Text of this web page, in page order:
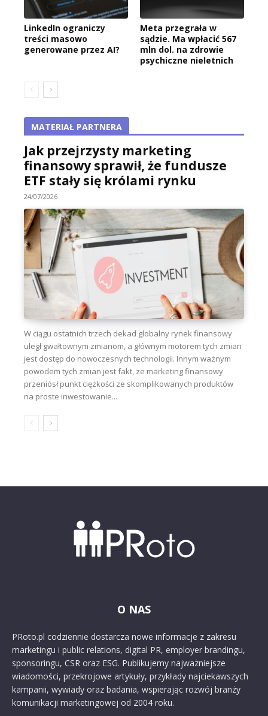
LinkedIn ograniczy
treści masowo
generowane przez AI?
Meta przegrała w
sądzie. Ma wpłacić 567
mln dol. na zdrowie
psychiczne nieletnich
MATERIAŁ PARTNERA
Jak przejrzysty marketing
finansowy sprawił, że fundusze
ETF stały się królami rynku
24/07/2026
W ciągu ostatnich trzech dekad globalny rynek finansowy
uległ gwałtownym zmianom, a głównym motorem tych zmian
jest dostęp do nowoczesnych technologii. Innym ważnym
powodem tych zmian jest fakt, że marketing finansowy
przeniósł punkt ciężkości ze skomplikowanych produktów
na proste inwestowanie...
O NAS
PRoto.pl codziennie dostarcza nowe informacje z zakresu
marketingu i public relations, digital PR, employer brandingu,
sponsoringu, CSR oraz ESG. Publikujemy najważniejsze
wiadomości, przekrojowe artykuły, przykłady najciekawszych
kampanii, wywiady oraz badania, wspierając rozwój branży
komunikacji marketingowej od 2004 roku.